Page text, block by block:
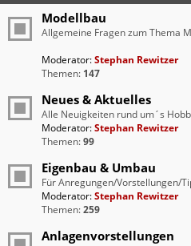
Modellbau
Allgemeine Fragen zum Thema
Moderator:Stephan Rewitzer
Themen: 147
Neues & Aktuelles
Alle Neuigkeiten rund um´s
Moderator:Stephan Rewitzer
Themen:99
Eigenbau & Umbau
Für Anregungen/Vorstellungen/
Moderator:Stephan Rewitzer
Themen:259
Anlagenvorstellungen